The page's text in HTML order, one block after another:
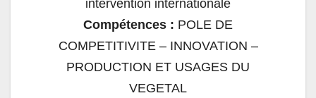
intervention internationale
Compétences : POLE DE
COMPETITIVITE – INNOVATION –
PRODUCTION ET USAGES DU
VEGETAL